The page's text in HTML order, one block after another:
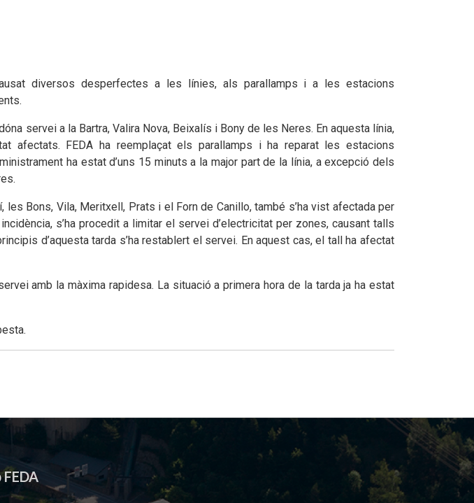
diversos desperfectes a les línies, als parallamps i a les estacions
servei a la Bartra, Valira Nova, Beixalís i Bony de les Neres. En aquesta línia,
afectats. FEDA ha reemplaçat els parallamps i ha reparat les estacions
ha estat d’uns 15 minuts a la major part de la línia, a excepció dels
Bons, Vila, Meritxell, Prats i el Forn de Canillo, també s’ha vist afectada per
s’ha procedit a limitar el servei d’electricitat per zones, causant talls
d’aquesta tarda s’ha restablert el servei. En aquest cas, el tall ha afectat
amb la màxima rapidesa. La situació a primera hora de la tarda ja ha estat